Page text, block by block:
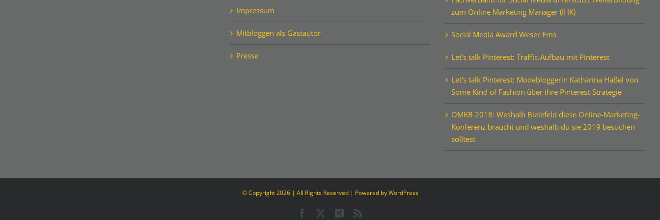
Impressum
Mitbloggen als Gastautor
Presse
zum Online Marketing Manager (IHK)
Social Media Award Weser Ems
Let’s talk Pinterest: Traffic-Aufbau mit Pinterest
Let’s talk Pinterest: Modebloggerin Katharina Haßel von
Some Kind of Fashion über ihre Pinterest-Strategie
OMKB 2018: Weshalb Bielefeld diese Online-Marketing-
Konferenz braucht und weshalb du sie 2019 besuchen
solltest
© Copyright2026 | All Rights Reserved | Powered byWordPress
Facebook
Twitter Xing